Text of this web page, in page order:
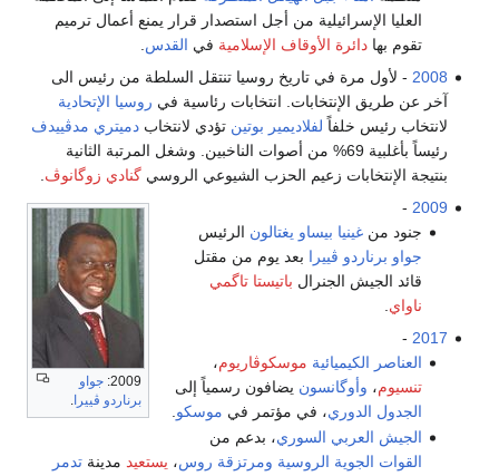
العليا الإسرائيلية من أجل استصدار قرار يمنع أعمال ترميم
تقوم بها دائرة الأوقاف الإسلامية في القدس
2008 - لأول مرة في تاريخ روسيا تنتقل السلطة من رئيس الى
آخر عن طريق الإنتخابات. انتخابات رئاسية في روسيا الإتحادية
لانتخاب رئيس خلفاً لفلاديمير بوتين تؤدي لانتخابدميتري مدڤييدف
رئيساً بأغلبية 69% من أصوات الناخبين. وشغل المرتبة الثانية
بنتيجة الإنتخابات زعيم الحزب الشيوعي الروسيگنادي زوگانوڤ
2009: جواو
برناردو ڤييرا.
2009
-
جنود من غينيا بيساو يغتالون الرئيس
جواو برناردو ڤييرا بعد يوم من مقتل
قائد الجيش الجنرال باتيستا تاگمي
ناواي
2017
-
العناصر الكيميائية موسكوڤاريوم،
تنسيوم، وأوگانسون يضافون رسمياً إلى
الجدول الدوري، في مؤتمر في موسكو
الجيش العربي السوري، بدعم من
القوات الجوية الروسية ومرتزقة روس، يستعيدمدينة تدمر